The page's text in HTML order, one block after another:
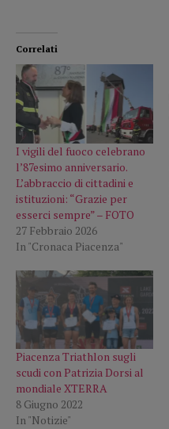
Correlati
I vigili del fuoco celebrano
l’87esimo anniversario.
L’abbraccio di cittadini e
istituzioni: “Grazie per
esserci sempre” – FOTO
27 Febbraio 2026
In "Cronaca Piacenza"
Piacenza Triathlon sugli
scudi con Patrizia Dorsi al
mondiale XTERRA
8 Giugno 2022
In "Notizie"